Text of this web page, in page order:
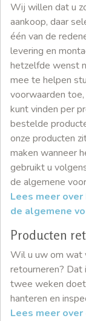
Wij willen dat u
aankoop, daar
één van de
levering en
hetzelfde wenst
mee te helpen
voorwaarden
kunt vinden per
bestelde
onze producten
maken wanneer
gebruikt u
de algemene
Lees meer
de algemene
Producten
Wil u uw om wat
retourneren? Dat
twee weken
hanteren en
Lees meer